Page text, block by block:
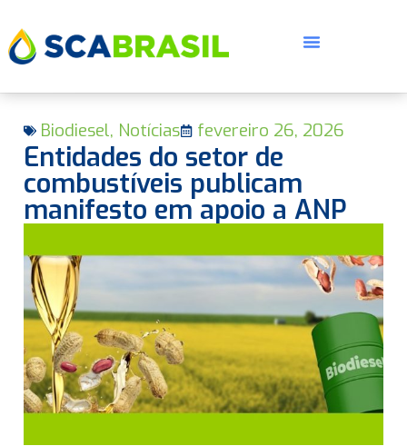
Biodiesel, Notícias fevereiro 26, 2026
Entidades do setor de
combustíveis publicam
manifesto em apoio a ANP